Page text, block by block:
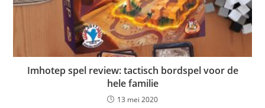
Imhotep spel review: tactisch bordspel voor de
hele familie
13 mei 2020